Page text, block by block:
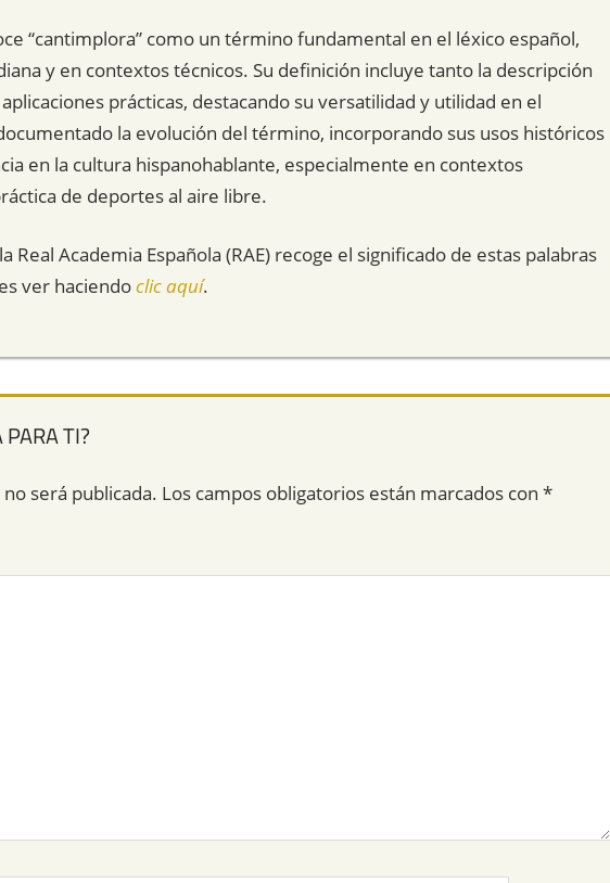
“cantimplora” como un término fundamental en el léxico español,
y en contextos técnicos. Su definición incluye tanto la descripción
prácticas, destacando su versatilidad y utilidad en el
la evolución del término, incorporando sus usos históricos
en la cultura hispanohablante, especialmente en contextos
de deportes al aire libre.
Real Academia Española (RAE) recoge el significado de estas palabras
ver haciendoclic aquí.
TI?
será publicada. Los campos obligatorios están marcados con *